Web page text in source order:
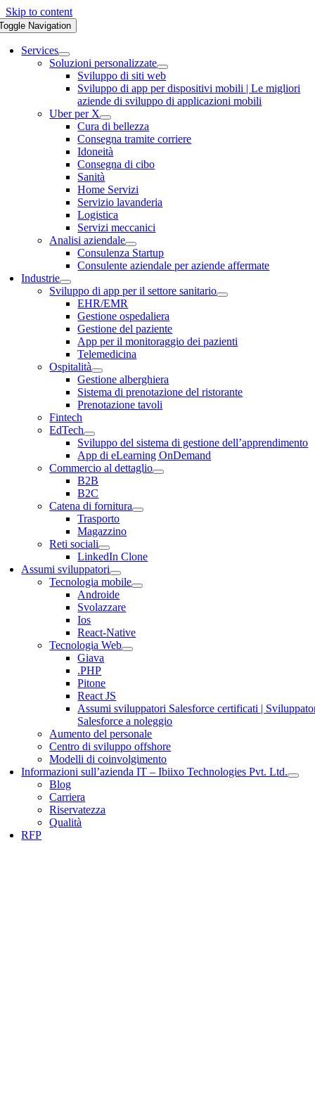
Skip to content
Navigation
Services
Soluzioni personalizzate
Sviluppo di siti web
Sviluppo di app per dispositivi mobili | Le migliori
aziende di sviluppo di applicazioni mobili
Uber per X
Cura di bellezza
Consegna tramite corriere
Idoneità
Consegna di cibo
Sanità
Home Servizi
Servizio lavanderia
Logistica
Servizi meccanici
Analisi aziendale
Consulenza Startup
Consulente aziendale per aziende affermate
Industrie
Sviluppo di app per il settore sanitario
EHR/EMR
Gestione ospedaliera
Gestione del paziente
App per il monitoraggio dei pazienti
Telemedicina
Ospitalità
Gestione alberghiera
Sistema di prenotazione del ristorante
Prenotazione tavoli
Fintech
EdTech
Sviluppo del sistema di gestione dell’apprendimento
App di eLearning OnDemand
Commercio al dettaglio
B2B
B2C
Catena di fornitura
Trasporto
Magazzino
Reti sociali
LinkedIn Clone
Assumi sviluppatori
Tecnologia mobile
Androide
Svolazzare
Ios
React-Native
Tecnologia Web
Giava
.PHP
Pitone
React JS
Assumi sviluppatori Salesforce certificati |
Salesforce a noleggio
Aumento del personale
Centro di sviluppo offshore
Modelli di coinvolgimento
Informazioni sull’azienda IT – Ibiixo Technologies Pvt. Ltd.
Blog
Carriera
Riservatezza
Qualità
RFP